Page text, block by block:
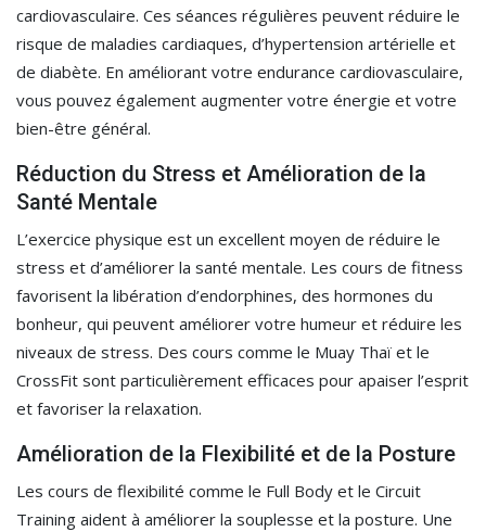
cardiovasculaire. Ces séances régulières peuvent réduire le
risque de maladies cardiaques, d’hypertension artérielle et
de diabète. En améliorant votre endurance cardiovasculaire,
vous pouvez également augmenter votre énergie et votre
bien-être général.
Réduction du Stress et Amélioration de la
Santé Mentale
L’exercice physique est un excellent moyen de réduire le
stress et d’améliorer la santé mentale. Les cours de fitness
favorisent la libération d’endorphines, des hormones du
bonheur, qui peuvent améliorer votre humeur et réduire les
niveaux de stress. Des cours comme le Muay Thaï et le
CrossFit sont particulièrement efficaces pour apaiser l’esprit
et favoriser la relaxation.
Amélioration de la Flexibilité et de la Posture
Les cours de flexibilité comme le Full Body et le Circuit
Training aident à améliorer la souplesse et la posture. Une